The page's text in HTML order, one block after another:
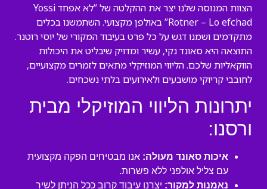
הצוות המנוסה שלנו יצר את ההקלטה של “לא אפחד Yossi
Rotner – Lo efchad” באולפן מקצועי. השתמשנו בכלים
מתקדמים ושמנו דגש על כל פרט בעיבוד המקורי של יוסי רוטנר.
התוצאה היא סאונד נקי, עשיר ומדויק שיבליט את היכולות
הווקאליות שלכם. הליווי המוזיקלי מתאים לזמרים מקצועיים,
לחובבי קריוקי מושבעים ולאירועים בלתי נשכחים.
יתרונות הליווי המוזיקלי מבית
ורסנו:
איכות סאונד מעולה: אנו מבטיחים הפקה מקצועית
עם צליל אולפני ללא פשרות.
נאמנות למקור: יצרנו עיבוד קרוב ככל הניתן לשיר